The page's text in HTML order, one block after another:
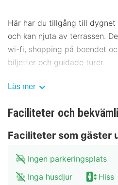
Här har du tillgång till
och kan njuta av terrassen.
wi-fi, shopping på boendet
biljetter och guidade turer.
Detta hotell ger dig möjlighet
med en drink på boendets
mellan 07.30 och 11.00 mot
Hotelstars Union tilldelar
för boenden i Tyskland.
Läs mer
Faciliteter och
Faciliteter som gäster
Ingen parkeringsplats
Inga husdjur
Hiss